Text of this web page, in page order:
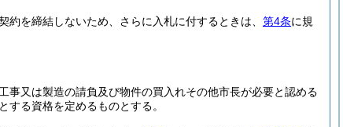
を締結しないため、さらに入札に付するときは、 第4条に規
又は製造の請負及び物件の買入れその他市長が必要と認める
する資格を定めるものとする。